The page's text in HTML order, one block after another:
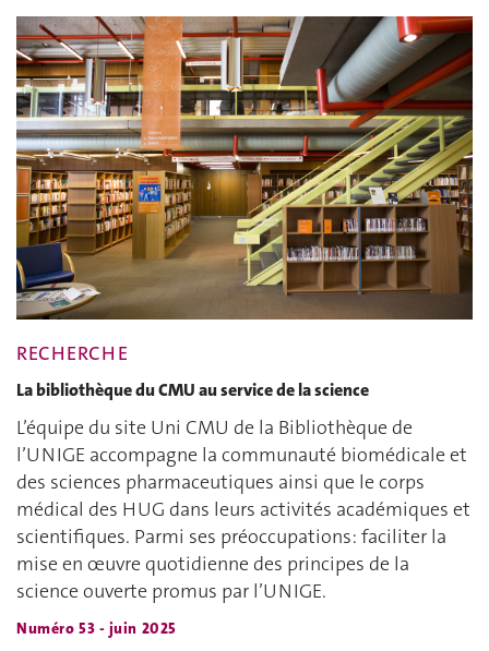
RECHERCHE
La bibliothèque du CMU au service de la science
L’équipe du site Uni CMU de la Bibliothèque de
l’UNIGE accompagne la communauté biomédicale et
des sciences pharmaceutiques ainsi que le corps
médical des HUG dans leurs activités académiques et
scientifiques. Parmi ses préoccupations: faciliter la
mise en œuvre quotidienne des principes de la
science ouverte promus par l’UNIGE.
Numéro 53 - juin 2025